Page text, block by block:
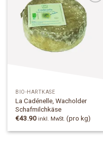
Add to
Wishlist
BIO-HARTKÄSE
La Cadénelle, Wacholder
Schafmilchkäse
€43.90 inkl. MwSt. (pro kg)